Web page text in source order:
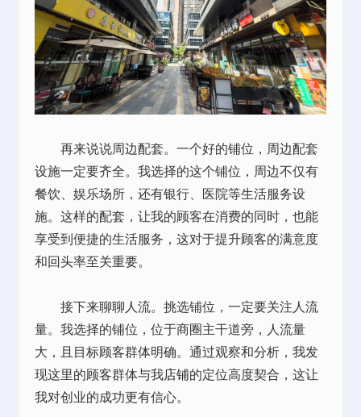
再来说说周边配套。一个好的铺位，周边配套
设施一定要齐全。我选择的这个铺位，周边不仅有
餐饮、娱乐场所，还有银行、医院等生活服务设
施。这样的配套，让我的顾客在消费的同时，也能
享受到便捷的生活服务，这对于提升顾客的满意度
和回头率至关重要。
接下来聊聊人流。挑选铺位，一定要关注人流
量。我选择的铺位，位于商圈主干道旁，人流量
大，且目标顾客群体明确。通过观察和分析，我发
现这里的顾客群体与我店铺的定位高度契合，这让
我对创业的成功更有信心。